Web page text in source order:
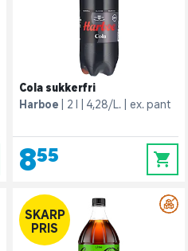
Cola sukkerfri
Harboe
2 l 4,28/L. ex. pant
8,55 0
SKARP
PRIS